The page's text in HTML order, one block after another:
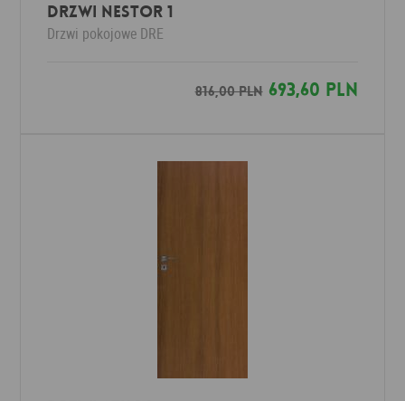
Drzwi Nestor 1
Drzwi pokojowe DRE
816,00 PLN693,60 PLN